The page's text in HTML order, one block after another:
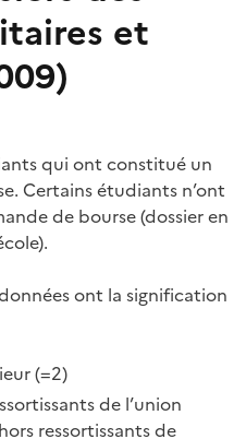
et
qui ont constitué un
Certains étudiants n’ont
de bourse (dossier en
ont la signification
(=2)
de l’union
ressortissants de